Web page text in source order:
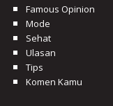
Famous Opinion
Mode
Sehat
Ulasan
Tips
Komen Kamu